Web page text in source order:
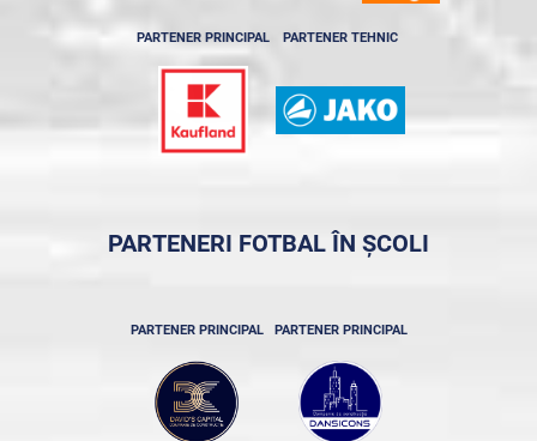
PARTENER PRINCIPAL PARTENER TEHNIC
PARTENERI FOTBAL ÎN ȘCOLI
PARTENER PRINCIPAL PARTENER PRINCIPAL